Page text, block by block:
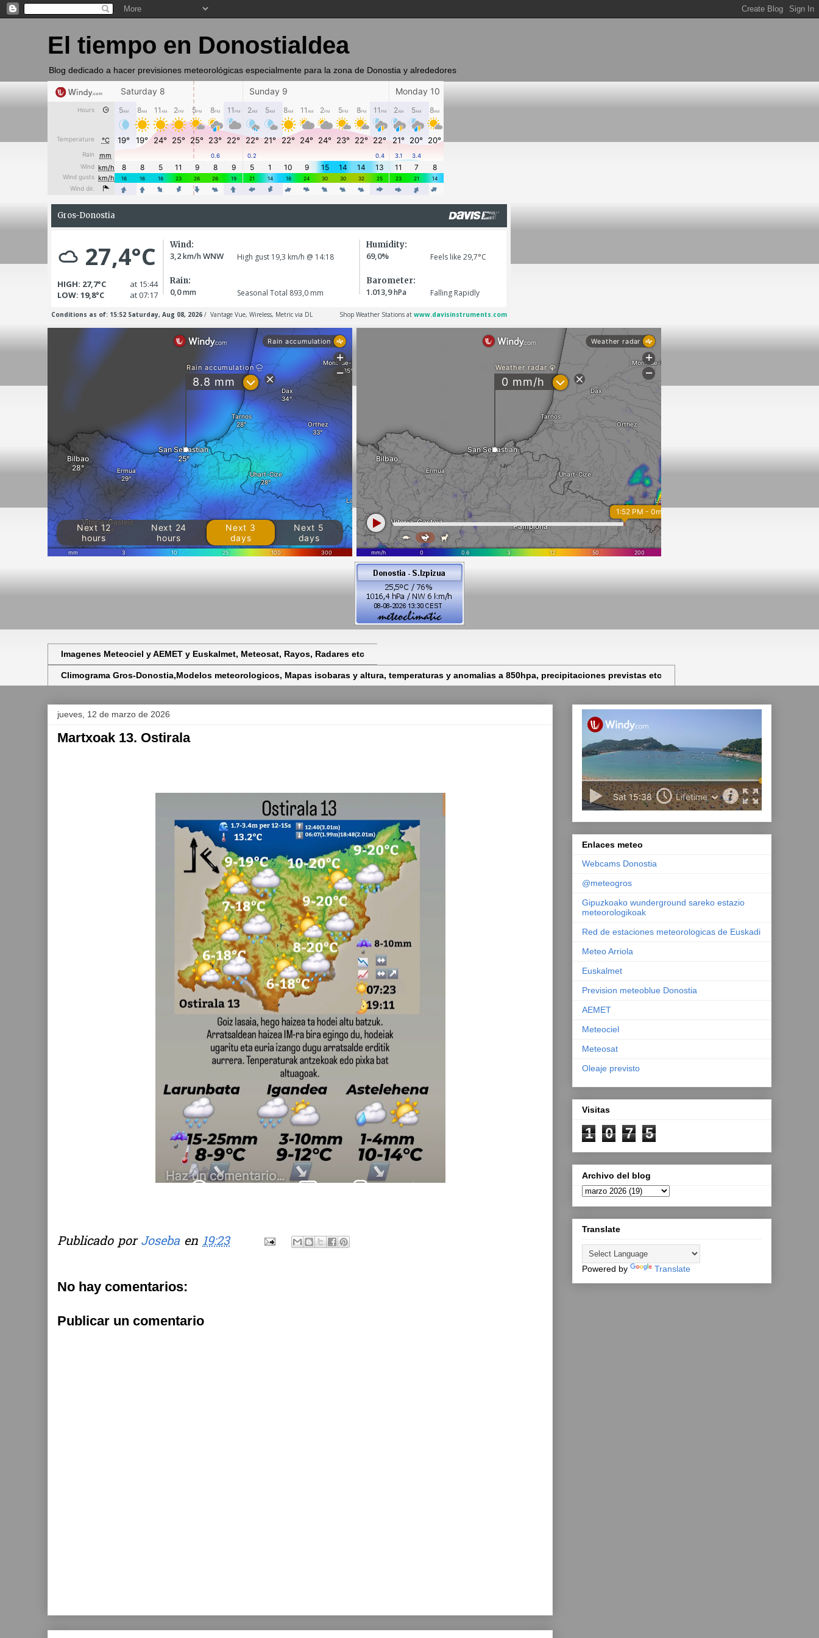
El tiempo en Donostialdea
Blog dedicado a hacer previsiones meteorológicas especialmente para la zona de Donostia y alrededores
Imagenes Meteociel y AEMET y Euskalmet, Meteosat, Rayos, Radares etc
Climograma Gros-Donostia,Modelos meteorologicos, Mapas isobaras y altura, temperaturas y anomalias a 850hpa, precipitaciones previstas etc
jueves, 12 de marzo de 2026
Martxoak 13. Ostirala
Publicado porJoseba en 19:23
No hay comentarios:
Publicar un comentario
Enlaces meteo
Webcams Donostia
@meteogros
Gipuzkoako wunderground sareko estazio
meteorologikoak
Red de estaciones meteorologicas de Euskadi
Meteo Arriola
Euskalmet
Prevision meteoblue Donostia
AEMET
Meteociel
Meteosat
Oleaje previsto
Visitas
1 0 7 5
Archivo del blog
Translate
Powered by Translate